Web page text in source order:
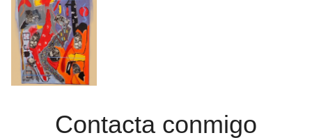
Contacta conmigo